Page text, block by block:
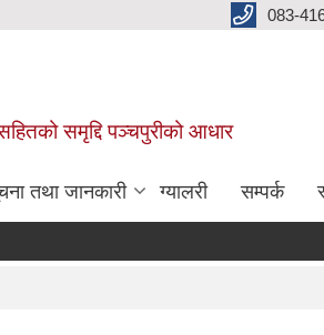
083-
समृद्दि पञ्चपुरीको आधार
तथा जानकारी ग्यालरी सम्पर्क